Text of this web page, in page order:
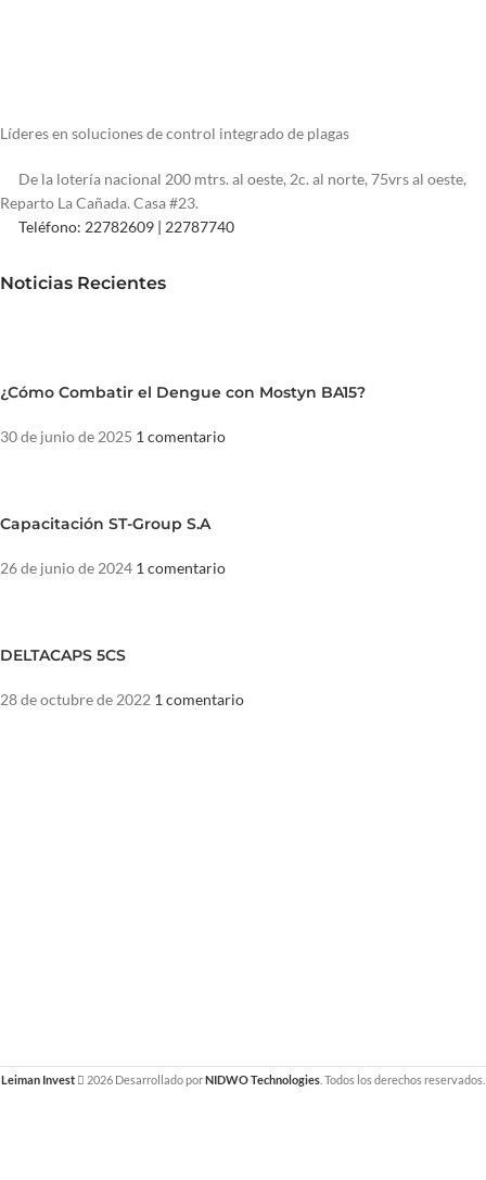
Líderes en soluciones de control integrado de plagas
De la lotería nacional 200 mtrs. al oeste, 2c. al norte, 75vrs al oeste,
Reparto La Cañada. Casa #23.
Teléfono: 22782609 | 22787740
Noticias Recientes
¿Cómo Combatir el Dengue con Mostyn BA15?
30 de junio de 2025 1 comentario
Capacitación ST-Group S.A
26 de junio de 2024 1 comentario
DELTACAPS 5CS
28 de octubre de 2022 1 comentario
Leiman Invest 2026 Desarrollado porNIDWO Technologies . Todos los derechos reservados.